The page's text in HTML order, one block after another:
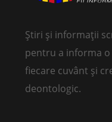
Știri și informații
pentru a informa
fiecare cuvânt și
deontologic.